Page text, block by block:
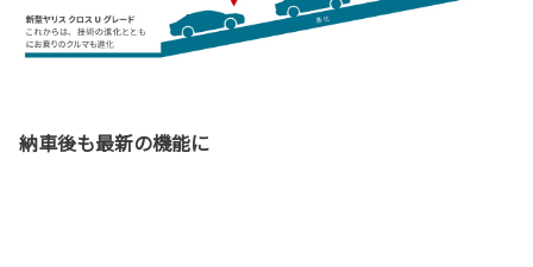
納車後も最新の機能に